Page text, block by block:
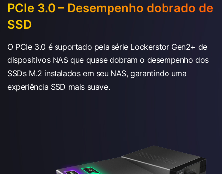
PCIe 3.0 – Desempenho dobrado de
SSD
O PCIe 3.0 é suportado pela série Lockerstor Gen2+ de
dispositivos NAS que quase dobram o desempenho dos
SSDs M.2 instalados em seu NAS, garantindo uma
experiência SSD mais suave.